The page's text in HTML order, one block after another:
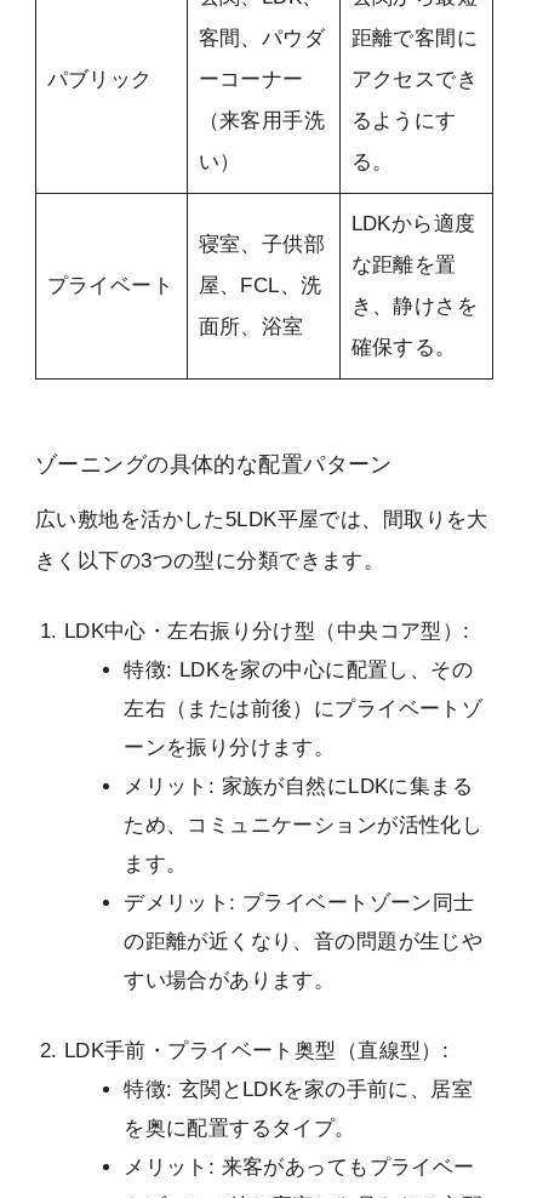
パブリック
客間、パウダ
ーコーナー
（来客用手洗
い）
距離で客間に
アクセスでき
るようにす
る。
プライベート
寝室、子供部
屋、FCL、洗
面所、浴室
LDKから適度
な距離を置
き、静けさを
確保する。
ゾーニングの具体的な配置パターン
広い敷地を活かした5LDK平屋では、間取りを大
きく以下の3つの型に分類できます。
LDK中心・左右振り分け型（中央コア型）:
特徴: LDKを家の中心に配置し、その
左右（または前後）にプライベートゾ
ーンを振り分けます。
メリット: 家族が自然にLDKに集まる
ため、コミュニケーションが活性化し
ます。
デメリット: プライベートゾーン同士
の距離が近くなり、音の問題が生じや
すい場合があります。
LDK手前・プライベート奥型（直線型）:
特徴: 玄関とLDKを家の手前に、居室
を奥に配置するタイプ。
メリット: 来客があってもプライベー